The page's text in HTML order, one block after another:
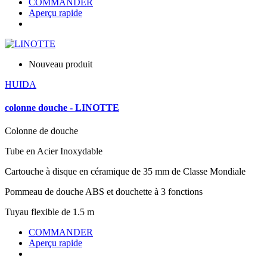
Aperçu rapide
Nouveau produit
HUIDA
colonne douche - LINOTTE
Colonne de douche
Tube en Acier Inoxydable
Cartouche à disque en céramique de 35 mm de Classe Mondiale
Pommeau de douche ABS et douchette à 3 fonctions
Tuyau flexible de 1.5 m
COMMANDER
Aperçu rapide